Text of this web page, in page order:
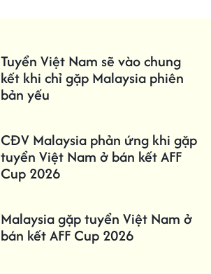
Tuyển Việt Nam sẽ vào chung
kết khi chỉ gặp Malaysia phiên
bản yếu
CĐV Malaysia phản ứng khi gặp
tuyển Việt Nam ở bán kết AFF
Cup 2026
Malaysia gặp tuyển Việt Nam ở
bán kết AFF Cup 2026